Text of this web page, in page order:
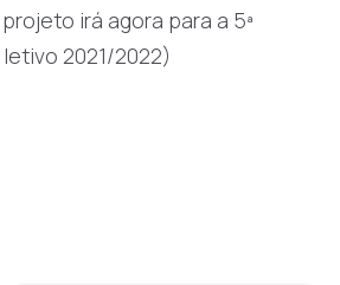
irá agora para a 5ª
2021/2022)